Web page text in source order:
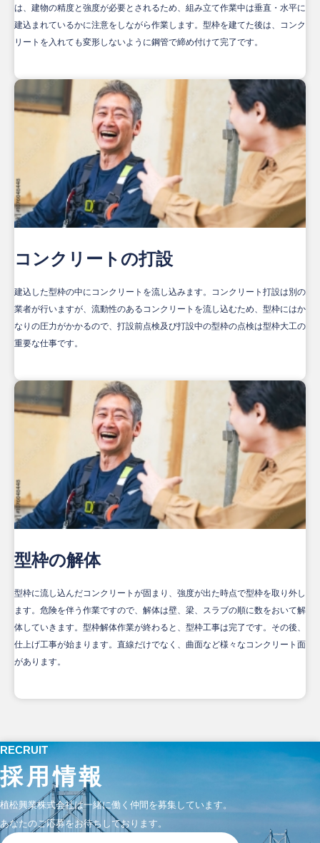
は、建物の精度と強度が必要とされるため、組み立て作業中は垂直・水平に
建込まれているかに注意をしながら作業します。型枠を建てた後は、コンク
リートを入れても変形しないように鋼管で締め付けて完了です。
コンクリートの打設
建込した型枠の中にコンクリートを流し込みます。コンクリート打設は別の
業者が行いますが、流動性のあるコンクリートを流し込むため、型枠にはか
なりの圧力がかかるので、打設前点検及び打設中の型枠の点検は型枠大工の
重要な仕事です。
型枠の解体
型枠に流し込んだコンクリートが固まり、強度が出た時点で型枠を取り外し
ます。危険を伴う作業ですので、解体は壁、梁、スラブの順に数をおいて解
体していきます。型枠解体作業が終わると、型枠工事は完了です。その後、
仕上げ工事が始まります。直線だけでなく、曲面など様々なコンクリート面
があります。
RECRUIT
採用情報
植松興業株式会社は一緒に働く仲間を募集しています。
あなたのご応募をお待ちしております。